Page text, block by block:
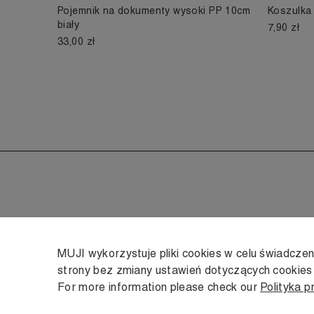
Pojemnik na dokumenty wysoki PP 10cm
biały
33,00 zł
Koszulka
7,90 zł
MUJI wykorzystuje pliki cookies w celu
strony bez zmiany ustawień dotyczących
For more information please check our Polityka